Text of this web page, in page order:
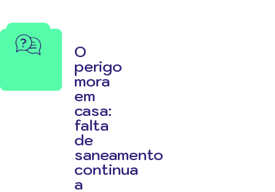
O
perigo
mora
em
casa:
falta
de
saneamento
continua
a